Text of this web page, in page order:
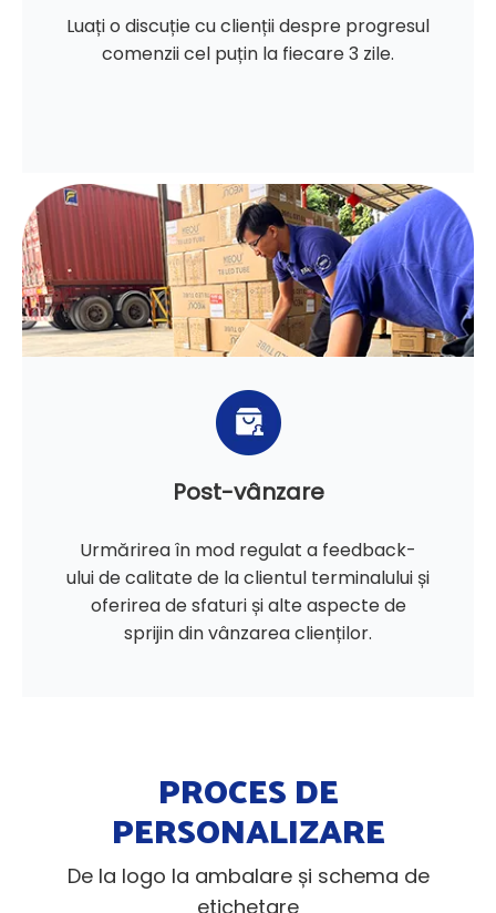
Luați o discuție cu clienții despre progresul
comenzii cel puțin la fiecare 3 zile.
Post-vânzare
Urmărirea în mod regulat a feedback-
ului de calitate de la clientul terminalului și
oferirea de sfaturi și alte aspecte de
sprijin din vânzarea clienților.
PROCES DE
PERSONALIZARE
De la logo la ambalare și schema de
etichetare